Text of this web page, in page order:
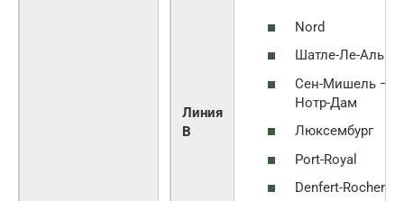
Линия
B
Nord
Шатле-Ле-Аль
Сен-Мишель —
Нотр-Дам
Люксембург
Port-Royal
Denfert-